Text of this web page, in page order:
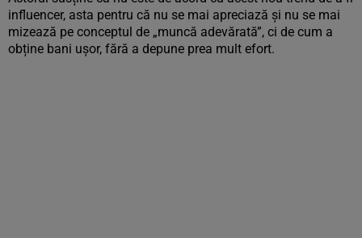
influencer, asta pentru că nu se mai apreciază și nu se mai
mizează pe conceptul de „muncă adevărată”, ci de cum a
obține bani ușor, fără a depune prea mult efort.